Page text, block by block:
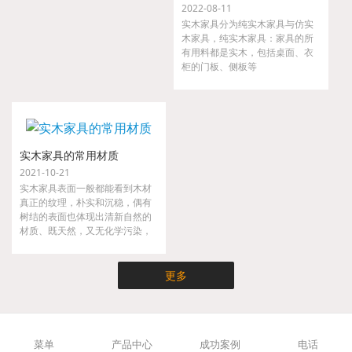
2022-08-11
实木家具分为纯实木家具与仿实
木家具，纯实木家具：家具的所
有用料都是实木，包括桌面、衣
柜的门板、侧板等
实木家具的常用材质
2021-10-21
实木家具表面一般都能看到木材
真正的纹理，朴实和沉稳，偶有
树结的表面也体现出清新自然的
材质、既天然，又无化学污染，
现代都市人崇尚大自然的家具。
更多
菜单 产品中心 成功案例 电话